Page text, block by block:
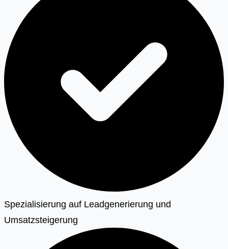
Spezialisierung auf Leadgenerierung und
Umsatzsteigerung